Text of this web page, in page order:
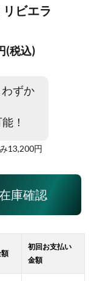
ビエラ
(税込)
ずか
！
13,200円
庫確認